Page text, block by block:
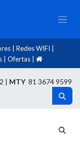
Redes WIFI
Ofertas
| MTY81 3674 9599